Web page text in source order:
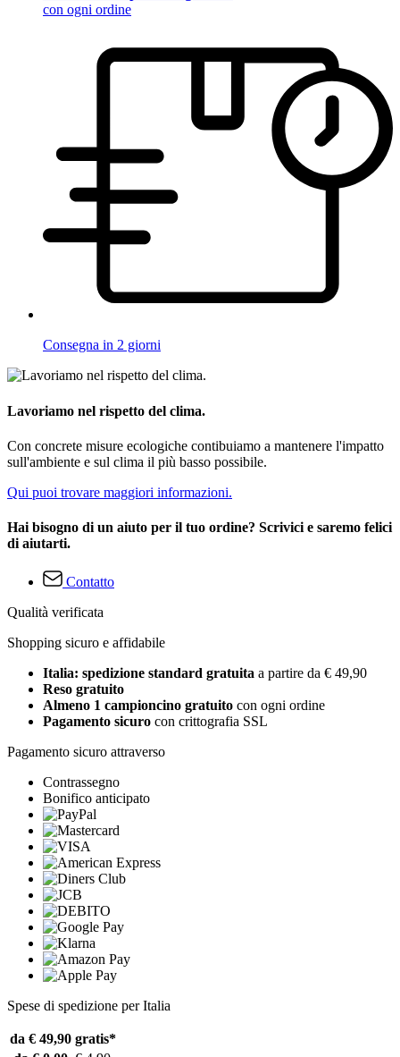
con ogni ordine
Consegna in 2 giorni
Lavoriamo nel rispetto del clima.
Con concrete misure ecologiche contibuiamo a mantenere l'impatto
sull'ambiente e sul clima il più basso possibile.
Qui puoi trovare maggiori informazioni.
Hai bisogno di un aiuto per il tuo ordine? Scrivici e saremo felici
di aiutarti.
Contatto
Qualità verificata
Shopping sicuro e affidabile
Italia: spedizione standard gratuita a partire da € 49,90
Reso gratuito
Almeno 1 campioncino gratuito con ogni ordine
Pagamento sicuro con crittografia SSL
Pagamento sicuro attraverso
Contrassegno
Bonifico anticipato
Spese di spedizione per Italia
da € 49,90 gratis*